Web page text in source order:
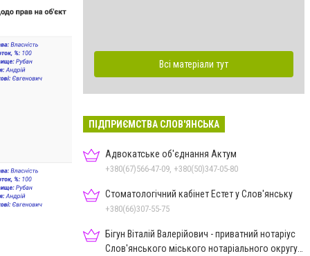
Всі матеріали тут
ПІДПРИЄМСТВА СЛОВ'ЯНСЬКА
Адвокатське об'єднання Актум
+380(67)566-47-09, +380(50)347-05-80
Стоматологічний кабінет Естет у Слов'янську
+380(66)307-55-75
Бігун Віталій Валерійович - приватний нотаріус
Слов'янського міського нотаріального округу